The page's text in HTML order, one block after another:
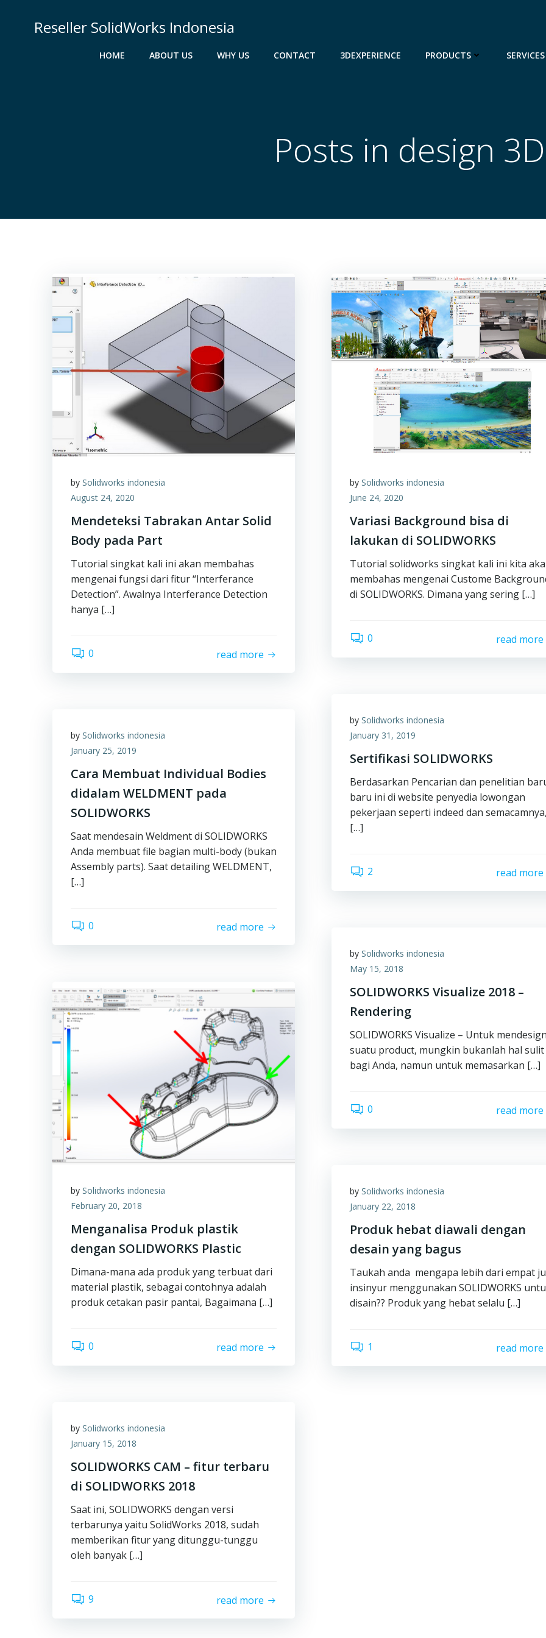
Reseller SolidWorks Indonesia
HOME ABOUT US WHY US CONTACT 3DEXPERIENCE PRODUCTS SERVICES
Posts in design 3D
by Solidworks indonesia
August 24, 2020
Mendeteksi Tabrakan Antar Solid
Body pada Part
Tutorial singkat kali ini akan membahas
mengenai fungsi dari fitur “Interferance
Detection”. Awalnya Interferance Detection
hanya […]
0 read more
bySolidworks indonesia
June 24, 2020
Variasi Background bisa di
lakukan di SOLIDWORKS
Tutorial solidworks singkat kali ini kita
membahas mengenai Custome
di SOLIDWORKS. Dimana yang sering […]
0 read more
bySolidworks indonesia
January 31, 2019
Sertifikasi SOLIDWORKS
Berdasarkan Pencarian dan penelitian
baru ini di website penyedia lowongan
pekerjaan seperti indeed dan
[…]
2 read more
by Solidworks indonesia
January 25, 2019
Cara Membuat Individual Bodies
didalam WELDMENT pada
SOLIDWORKS
Saat mendesain Weldment di SOLIDWORKS
Anda membuat file bagian multi-body (bukan
Assembly parts). Saat detailing WELDMENT,
[…]
0 read more
bySolidworks indonesia
May 15, 2018
SOLIDWORKS Visualize 2018 –
Rendering
SOLIDWORKS Visualize – Untuk
suatu product, mungkin bukanlah hal sulit
bagi Anda, namun untuk memasarkan […]
0 read more
by Solidworks indonesia
February 20, 2018
Menganalisa Produk plastik
dengan SOLIDWORKS Plastic
Dimana-mana ada produk yang terbuat dari
material plastik, sebagai contohnya adalah
produk cetakan pasir pantai, Bagaimana […]
0 read more
bySolidworks indonesia
January 22, 2018
Produk hebat diawali dengan
desain yang bagus
Taukah anda mengapa lebih dari empat
insinyur menggunakan SOLIDWORKS
disain?? Produk yang hebat selalu […]
1 read more
by Solidworks indonesia
January 15, 2018
SOLIDWORKS CAM – fitur terbaru
di SOLIDWORKS 2018
Saat ini, SOLIDWORKS dengan versi
terbarunya yaitu SolidWorks 2018, sudah
memberikan fitur yang ditunggu-tunggu
oleh banyak […]
9 read more